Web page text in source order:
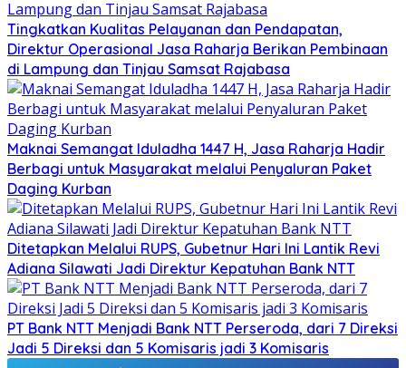
Tingkatkan Kualitas Pelayanan dan Pendapatan,
Direktur Operasional Jasa Raharja Berikan Pembinaan
di Lampung dan Tinjau Samsat Rajabasa
Maknai Semangat Iduladha 1447 H, Jasa Raharja Hadir
Berbagi untuk Masyarakat melalui Penyaluran Paket
Daging Kurban
Ditetapkan Melalui RUPS, Gubetnur Hari Ini Lantik Revi
Adiana Silawati Jadi Direktur Kepatuhan Bank NTT
PT Bank NTT Menjadi Bank NTT Perseroda, dari 7 Direksi
Jadi 5 Direksi dan 5 Komisaris jadi 3 Komisaris